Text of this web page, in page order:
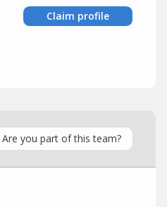
Claim profile
Are you part of this team?